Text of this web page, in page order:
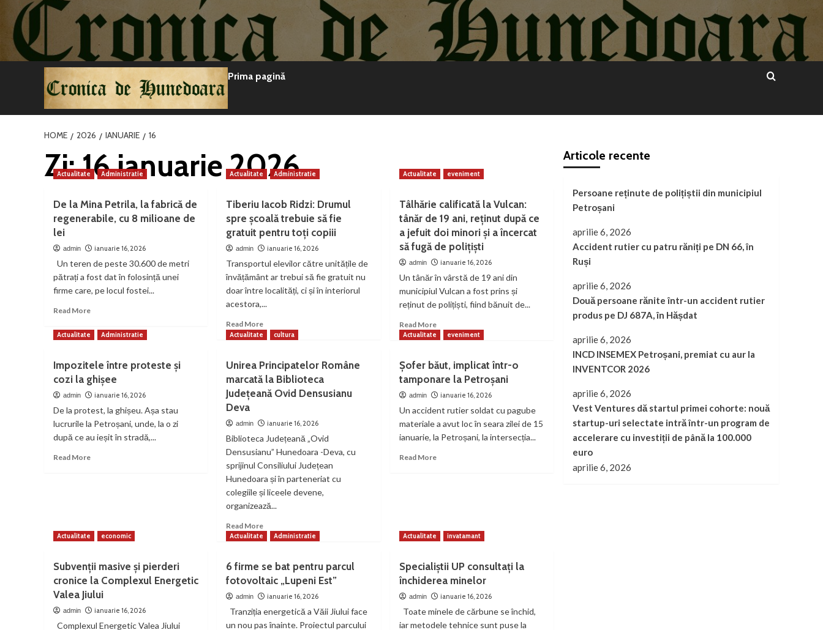
conținut
Prima pagină
HOME 2026 IANUARIE 16
Zi:16 ianuarie 2026
Actualitate Administratie
De la Mina Petrila, la fabrică de
regenerabile, cu 8 milioane de
lei
admin ianuarie 16, 2026
Un teren de peste 30.600 de metri
pătrați a fost dat în folosință unei
firme care, pe locul fostei...
Read MoreRead
about
Mina
Petrila,
la
de
regenerabile,
cu
milioane
Actualitate Administratie
Tiberiu Iacob Ridzi: Drumul
spre școală trebuie să fie
gratuit pentru toți copiii
admin ianuarie 16, 2026
Transportul elevilor către unitățile de
învățământ ar trebui să fie gratuit nu
doar între localități, ci și în interiorul
acestora,...
Read MoreRead
more
Iacob
Ridzi:
Drumul
trebuie
să
fie
gratuit
toți
copiii
Actualitate eveniment
Tâlhărie calificată la Vulcan:
tânăr de 19 ani, reținut după ce
a jefuit doi minori și a încercat
să fugă de polițiști
admin ianuarie 16, 2026
Un tânăr în vârstă de 19 ani din
municipiul Vulcan a fost prins și
reținut de polițiști, fiind bănuit de...
Read MoreRead
more
calificată
la
Vulcan:
de
19
ani,
după
și
a
să
fugă
polițiști
Actualitate Administratie
Impozitele între proteste și
cozi la ghișee
admin ianuarie 16, 2026
De la protest, la ghișeu. Așa stau
lucrurile la Petroșani, unde, la o zi
după ce au ieșit în stradă,...
Read MoreRead
cozi
Actualitate cultura
Unirea Principatelor Române
marcată la Biblioteca
Județeană Ovid Densusianu
Deva
admin ianuarie 16, 2026
Biblioteca Județeană „Ovid
Densusianu” Hunedoara -Deva, cu
sprijinul Consiliului Județean
Hunedoara și în parteneriat cu
colegiile și liceele devene,
organizează...
Read MoreRead
more
Principatelor
Române
marcată
Biblioteca
Actualitate eveniment
Șofer băut, implicat într-o
tamponare la Petroșani
admin ianuarie 16, 2026
Un accident rutier soldat cu pagube
materiale a avut loc în seara zilei de 15
ianuarie, la Petroșani, la intersecția...
Read MoreRead
o
Petroșani
Actualitate economic
Subvenții masive și pierderi
cronice la Complexul Energetic
Valea Jiului
admin ianuarie 16, 2026
Complexul Energetic Valea Jiului
Actualitate Administratie
6 firme se bat pentru parcul
fotovoltaic „Lupeni Est”
admin ianuarie 16, 2026
Tranziția energetică a Văii Jiului face
un nou pas înainte. Proiectul parcului
Actualitate invatamant
Specialiștii UP consultați la
închiderea minelor
admin ianuarie 16, 2026
Toate minele de cărbune se închid,
iar metodele tehnice sunt puse la
Articole recente
Persoane reținute de polițiștii din municipiul
Petroșani
aprilie 6, 2026
Accident rutier cu patru răniți pe DN 66, în
Ruși
aprilie 6, 2026
Două persoane rănite într-un accident rutier
produs pe DJ 687A, în Hășdat
aprilie 6, 2026
INCD INSEMEX Petroșani, premiat cu aur la
INVENTCOR 2026
aprilie 6, 2026
Vest Ventures dă startul primei cohorte: nouă
startup-uri selectate intră într-un program de
accelerare cu investiții de până la 100.000
euro
aprilie 6, 2026